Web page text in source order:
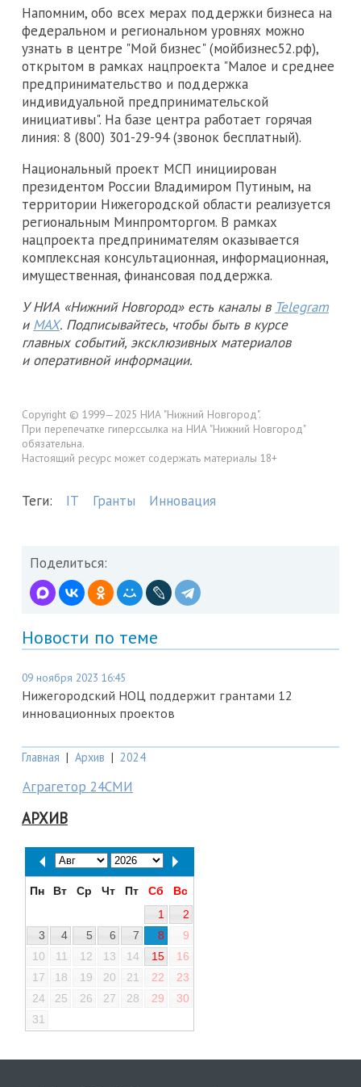
Напомним, обо всех мерах поддержки бизнеса на
федеральном и региональном уровнях можно
узнать в центре "Мой бизнес" (мойбизнес52.рф),
открытом в рамках нацпроекта "Малое и среднее
предпринимательство и поддержка
индивидуальной предпринимательской
инициативы". На базе центра работает горячая
линия: 8 (800) 301-29-94 (звонок бесплатный).
Национальный проект МСП инициирован
президентом России Владимиром Путиным, на
территории Нижегородской области реализуется
региональным Минпромторгом. В рамках
нацпроекта предпринимателям оказывается
комплексная консультационная, информационная,
имущественная, финансовая поддержка.
У НИА «Нижний Новгород» есть каналы в Telegram
и MAX. Подписывайтесь, чтобы быть в курсе
главных событий, эксклюзивных материалов
и оперативной информации.
Copyright © 1999—2025 НИА "Нижний Новгород".
При перепечатке гиперссылка на НИА "Нижний Новгород"
обязательна.
Настоящий ресурс может содержать материалы 18+
Теги: IT Гранты Инновация
Поделиться:
Новости по теме
09 ноября 2023 16:45
Нижегородский НОЦ поддержит грантами 12
инновационных проектов
Главная | Архив | 2024
Аграгетор 24СМИ
АРХИВ
Пн Вт Ср Чт Пт Сб
Вс
1
2
3
4 5 6 7 8
9
10
11 12 13 14 15
16
17
18 19 20 21 22
23
24
25 26 27 28 29
30
31